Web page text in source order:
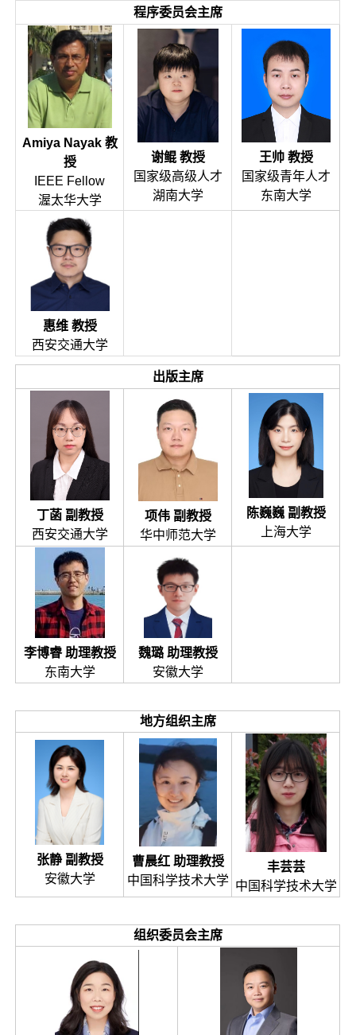
程序委员会主席
Amiya Nayak 教
授
IEEE Fellow
渥太华大学
谢鲲 教授
国家级高级人才
湖南大学
王帅 教授
国家级青年人才
东南大学
惠维 教授
西安交通大学
出版主席
丁菡 副教授
西安交通大学
项伟 副教授
华中师范大学
陈巍巍 副教授
上海大学
李博睿 助理教授
东南大学
魏璐 助理教授
安徽大学
地方组织主席
张静 副教授
安徽大学
曹晨红 助理教授
中国科学技术大学
丰芸芸
中国科学技术大学
组织委员会主席